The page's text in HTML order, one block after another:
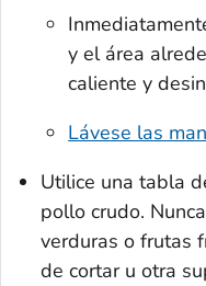
y el área
caliente y
Lávese las
Utilice una tabla
pollo crudo.
verduras o frutas
de cortar u otra